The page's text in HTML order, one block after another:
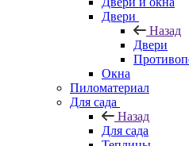
Двери
Назад
Двери
Окна
Пиломатериал
Для сада
Назад
Для сада